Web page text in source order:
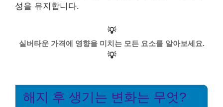
성을 유지합니다.
💡
실버타운 가격에 영향을 미치는 모든 요소를 알아보세요.
💡
해지 후 생기는 변화는 무엇?